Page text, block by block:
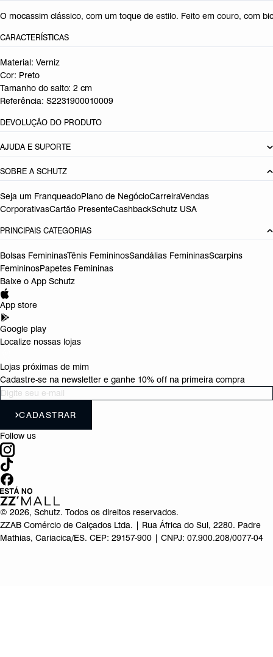
O mocassim clássico, com um toque de estilo. Feito em couro, com
CARACTERÍSTICAS
Material: Verniz
Cor: Preto
Tamanho do salto: 2 cm
Referência: S2231900010009
DEVOLUÇÃO DO PRODUTO
AJUDA E SUPORTE
SOBRE A SCHUTZ
Seja um FranqueadoPlano de NegócioCarreiraVendas
CorporativasCartão PresenteCashbackSchutz USA
PRINCIPAIS CATEGORIAS
Bolsas FemininasTênis FemininosSandálias FemininasScarpins
FemininosPapetes Femininas
Baixe o App Schutz
App store
Google play
Localize nossas lojas
Lojas próximas de mim
Cadastre-se na newsletter e ganhe 10% off na primeira compra
CADASTRAR
Follow us
© 2026, Schutz. Todos os direitos reservados.
ZZAB Comércio de Calçados Ltda. | Rua África do Sul, 2280. Padre
Mathias, Cariacica/ES. CEP: 29157-900 | CNPJ: 07.900.208/0077-04